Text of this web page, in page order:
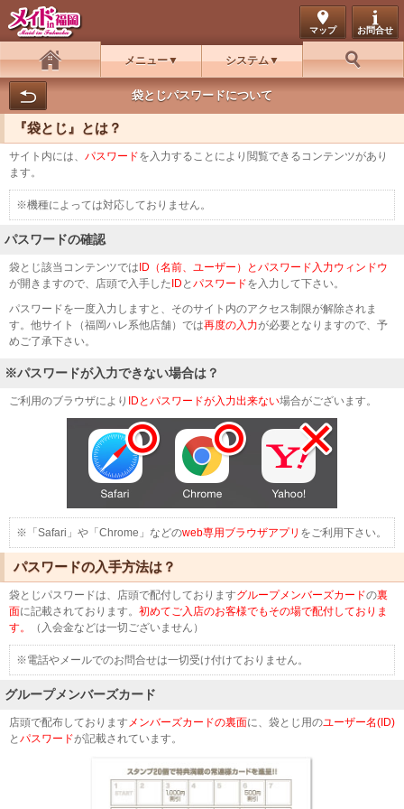
マップ お問合せ
ホーム
メニュー システム
お好み検索
袋とじパスワードについて
『袋とじ』とは？
サイト内には、 パスワードを入力することにより閲覧できるコンテンツがあり
ます。
※機種によっては対応しておりません。
パスワードの確認
袋とじ該当コンテンツでは ID（名前、ユーザー）とパスワード入力ウィンドウ
が開きますので、店頭で入手した ID と パスワードを入力して下さい。
パスワードを一度入力しますと、そのサイト内のアクセス制限が解除されま
す。他サイト（福岡ハレ系他店舗）では再度の入力が必要となりますので、予
めご了承下さい。
※パスワードが入力できない場合は？
ご利用のブラウザにより IDとパスワードが入力出来ない場合がございます。
※「Safari」や「Chrome」などのweb専用ブラウザアプリ をご利用下さい。
パスワードの入手方法は？
袋とじパスワードは、店頭で配付しておりますグループメンバーズカードの裏
面に記載されております。 初めてご入店のお客様でもその場で配付しておりま
す。
（入会金などは一切ございません）
※電話やメールでのお問合せは一切受け付けておりません。
グループメンバーズカード
店頭で配布しております メンバーズカードの裏面に、袋とじ用のユーザー名(ID)
と パスワードが記載されています。